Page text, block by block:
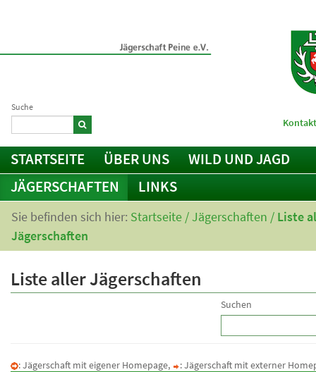
Suche
STARTSEITE ÜBER UNS
WILD UND JAGD
JÄGERSCHAFTEN
LINKS
Sie befinden sich hier: Startseite /Jägerschaften / Liste
Jägerschaften
Liste aller Jägerschaften
Suchen
: Jägerschaft mit eigener Homepage, : Jägerschaft mit externer